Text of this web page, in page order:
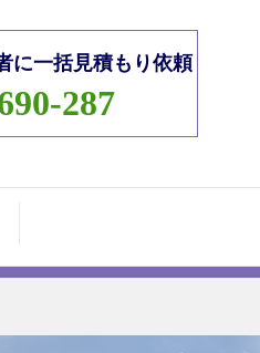
に一括見積もり依頼
287